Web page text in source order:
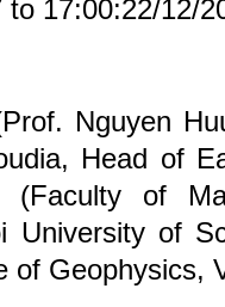
to 17:00:22/12/
Nguyen
Head of
of
University of
of Geophysics,